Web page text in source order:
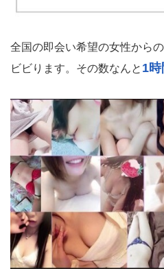
全国の即会い希望の女性から
ビビります。その数なんと 1